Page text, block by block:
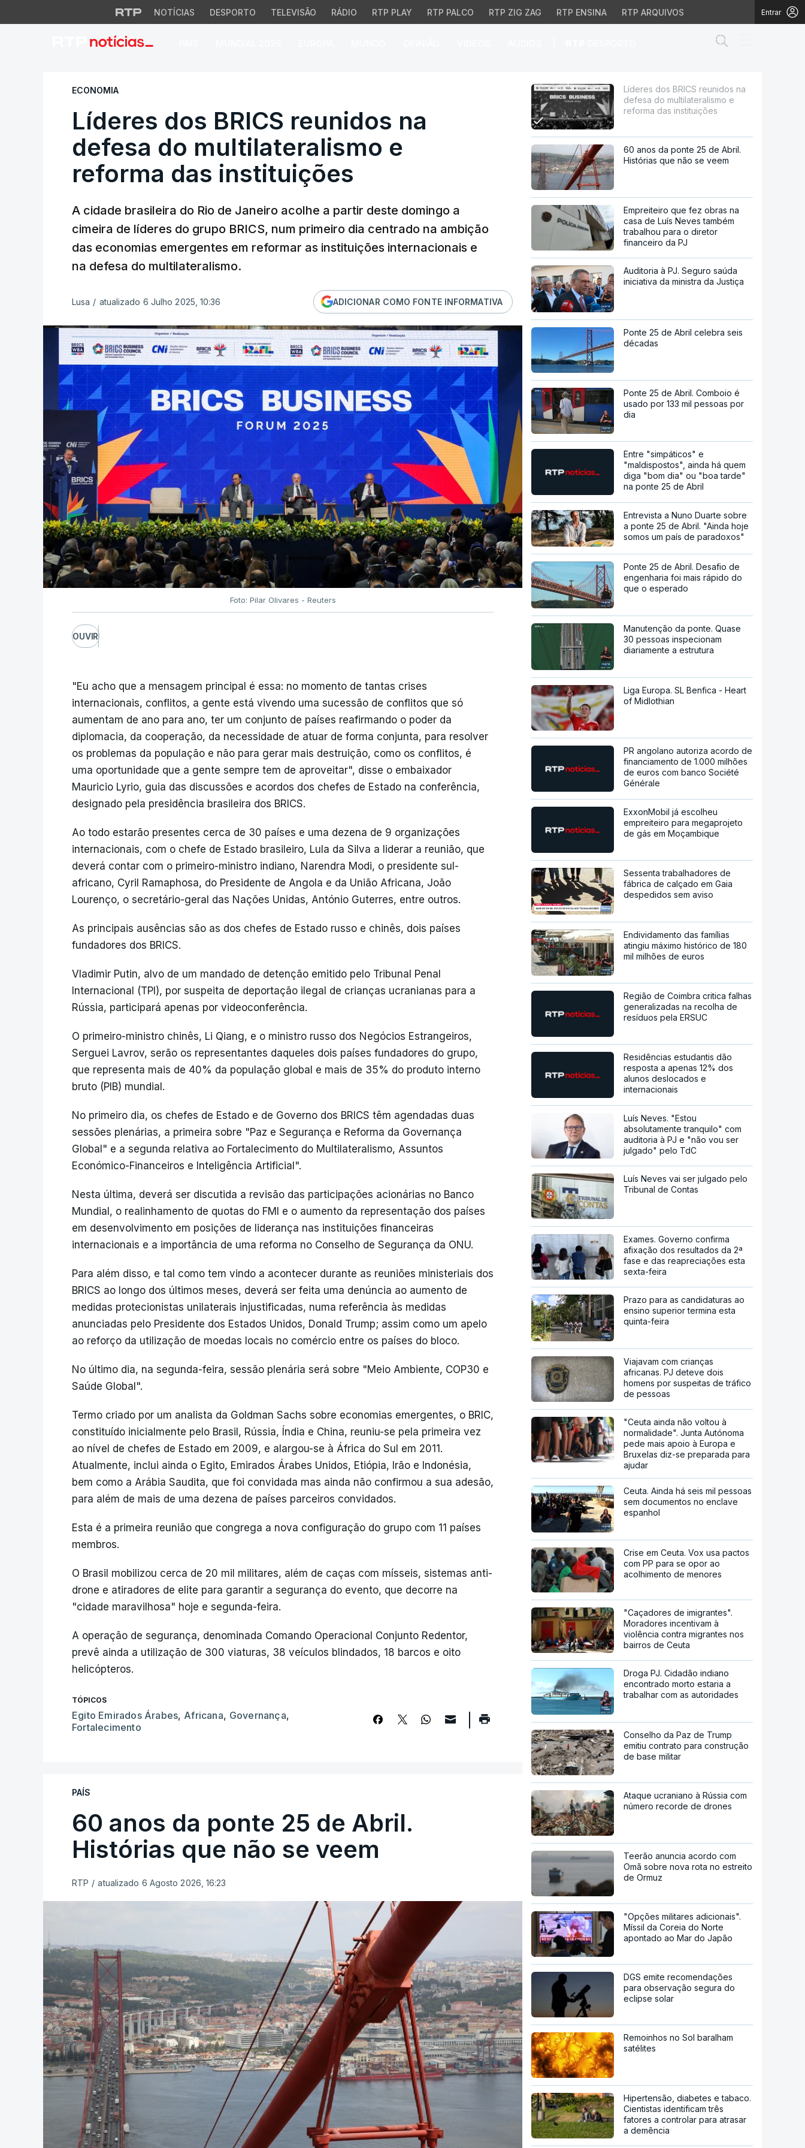
NOTÍCIAS DESPORTO TELEVISÃO RÁDIO RTP PLAY RTP PALCO RTP ZIG ZAG RTP ENSINA RTP ARQUIVOS Entrar
Líderes dos BRICS reunidos na defesa do multilateralismo e
ECONOMIA
Líderes dos BRICS reunidos na
defesa do multilateralismo e
reforma das instituições
A cidade brasileira do Rio de Janeiro acolhe a partir deste domingo a
cimeira de líderes do grupo BRICS, num primeiro dia centrado na ambição
das economias emergentes em reformar as instituições internacionais e
na defesa do multilateralismo.
Lusa / atualizado 6 Julho 2025, 10:36 ADICIONAR COMO FONTE INFORMATIVA
Foto: Pilar Olivares - Reuters
OUVIR
"Eu acho que a mensagem principal é essa: no momento de tantas crises
internacionais, conflitos, a gente está vivendo uma sucessão de conflitos que só
aumentam de ano para ano, ter um conjunto de países reafirmando o poder da
diplomacia, da cooperação, da necessidade de atuar de forma conjunta, para resolver
os problemas da população e não para gerar mais destruição, como os conflitos, é
uma oportunidade que a gente sempre tem de aproveitar", disse o embaixador
Mauricio Lyrio, guia das discussões e acordos dos chefes de Estado na conferência,
designado pela presidência brasileira dos BRICS.
Ao todo estarão presentes cerca de 30 países e uma dezena de 9 organizações
internacionais, com o chefe de Estado brasileiro, Lula da Silva a liderar a reunião, que
deverá contar com o primeiro-ministro indiano, Narendra Modi, o presidente sul-
africano, Cyril Ramaphosa, do Presidente de Angola e da União Africana, João
Lourenço, o secretário-geral das Nações Unidas, António Guterres, entre outros.
As principais ausências são as dos chefes de Estado russo e chinês, dois países
fundadores dos BRICS.
Vladimir Putin, alvo de um mandado de detenção emitido pelo Tribunal Penal
Internacional (TPI), por suspeita de deportação ilegal de crianças ucranianas para a
Rússia, participará apenas por videoconferência.
O primeiro-ministro chinês, Li Qiang, e o ministro russo dos Negócios Estrangeiros,
Serguei Lavrov, serão os representantes daqueles dois países fundadores do grupo,
que representa mais de 40% da população global e mais de 35% do produto interno
bruto (PIB) mundial.
No primeiro dia, os chefes de Estado e de Governo dos BRICS têm agendadas duas
sessões plenárias, a primeira sobre "Paz e Segurança e Reforma da Governança
Global" e a segunda relativa ao Fortalecimento do Multilateralismo, Assuntos
Económico-Financeiros e Inteligência Artificial".
Nesta última, deverá ser discutida a revisão das participações acionárias no Banco
Mundial, o realinhamento de quotas do FMI e o aumento da representação dos países
em desenvolvimento em posições de liderança nas instituições financeiras
internacionais e a importância de uma reforma no Conselho de Segurança da ONU.
Para além disso, e tal como tem vindo a acontecer durante as reuniões ministeriais dos
BRICS ao longo dos últimos meses, deverá ser feita uma denúncia ao aumento de
medidas protecionistas unilaterais injustificadas, numa referência às medidas
anunciadas pelo Presidente dos Estados Unidos, Donald Trump; assim como um apelo
ao reforço da utilização de moedas locais no comércio entre os países do bloco.
No último dia, na segunda-feira, sessão plenária será sobre "Meio Ambiente, COP30 e
Saúde Global".
Termo criado por um analista da Goldman Sachs sobre economias emergentes, o BRIC,
constituído inicialmente pelo Brasil, Rússia, Índia e China, reuniu-se pela primeira vez
ao nível de chefes de Estado em 2009, e alargou-se à África do Sul em 2011.
Atualmente, inclui ainda o Egito, Emirados Árabes Unidos, Etiópia, Irão e Indonésia,
bem como a Arábia Saudita, que foi convidada mas ainda não confirmou a sua adesão,
para além de mais de uma dezena de países parceiros convidados.
Esta é a primeira reunião que congrega a nova configuração do grupo com 11 países
membros.
O Brasil mobilizou cerca de 20 mil militares, além de caças com mísseis, sistemas anti-
drone e atiradores de elite para garantir a segurança do evento, que decorre na
"cidade maravilhosa" hoje e segunda-feira.
A operação de segurança, denominada Comando Operacional Conjunto Redentor,
prevê ainda a utilização de 300 viaturas, 38 veículos blindados, 18 barcos e oito
helicópteros.
TÓPICOS
Egito Emirados Árabes, Africana, Governança,
Fortalecimento
PAÍS
60 anos da ponte 25 de Abril.
Histórias que não se veem
RTP / atualizado 6 Agosto 2026, 16:23
Líderes dos BRICS reunidos na
defesa do multilateralismo e
reforma das instituições
60 anos da ponte 25 de Abril.
Histórias que não se veem
Empreiteiro que fez obras na
casa de Luís Neves também
trabalhou para o diretor
financeiro da PJ
Auditoria à PJ. Seguro saúda
iniciativa da ministra da Justiça
Ponte 25 de Abril celebra seis
décadas
Ponte 25 de Abril. Comboio é
usado por 133 mil pessoas por
dia
Entre "simpáticos" e
"maldispostos", ainda há quem
diga "bom dia" ou "boa tarde"
na ponte 25 de Abril
Entrevista a Nuno Duarte sobre
a ponte 25 de Abril. "Ainda hoje
somos um país de paradoxos"
Ponte 25 de Abril. Desafio de
engenharia foi mais rápido do
que o esperado
Manutenção da ponte. Quase
30 pessoas inspecionam
diariamente a estrutura
Liga Europa. SL Benfica - Heart
of Midlothian
PR angolano autoriza acordo de
financiamento de 1.000 milhões
de euros com banco Société
Générale
ExxonMobil já escolheu
empreiteiro para megaprojeto
de gás em Moçambique
Sessenta trabalhadores de
fábrica de calçado em Gaia
despedidos sem aviso
Endividamento das famílias
atingiu máximo histórico de 180
mil milhões de euros
Região de Coimbra critica falhas
generalizadas na recolha de
resíduos pela ERSUC
Residências estudantis dão
resposta a apenas 12% dos
alunos deslocados e
internacionais
Luís Neves. "Estou
absolutamente tranquilo" com
auditoria à PJ e "não vou ser
julgado" pelo TdC
Luís Neves vai ser julgado pelo
Tribunal de Contas
Exames. Governo confirma
afixação dos resultados da 2ª
fase e das reapreciações esta
sexta-feira
Prazo para as candidaturas ao
ensino superior termina esta
quinta-feira
Viajavam com crianças
africanas. PJ deteve dois
homens por suspeitas de tráfico
de pessoas
"Ceuta ainda não voltou à
normalidade". Junta Autónoma
pede mais apoio à Europa e
Bruxelas diz-se preparada para
ajudar
Ceuta. Ainda há seis mil pessoas
sem documentos no enclave
espanhol
Crise em Ceuta. Vox usa pactos
com PP para se opor ao
acolhimento de menores
"Caçadores de imigrantes".
Moradores incentivam à
violência contra migrantes nos
bairros de Ceuta
Droga PJ. Cidadão indiano
encontrado morto estaria a
trabalhar com as autoridades
Conselho da Paz de Trump
emitiu contrato para construção
de base militar
Ataque ucraniano à Rússia com
número recorde de drones
Teerão anuncia acordo com
Omã sobre nova rota no estreito
de Ormuz
"Opções militares adicionais".
Míssil da Coreia do Norte
apontado ao Mar do Japão
DGS emite recomendações
para observação segura do
eclipse solar
Remoinhos no Sol baralham
satélites
Hipertensão, diabetes e tabaco.
Cientistas identificam três
fatores a controlar para atrasar
a demência